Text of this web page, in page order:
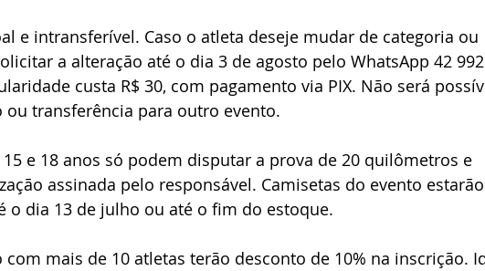
e intransferível. Caso o atleta deseje mudar de categoria ou
a alteração até o dia 3 de agosto pelo WhatsApp 42
custa R$ 30, com pagamento via PIX. Não será
transferência para outro evento.
e 18 anos só podem disputar a prova de 20 quilômetros e
assinada pelo responsável. Camisetas do evento
o dia 13 de julho ou até o fim do estoque.
mais de 10 atletas terão desconto de 10% na inscrição.